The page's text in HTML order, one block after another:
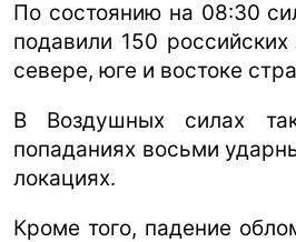
По состоянию на 08:30
подавили 150 российских
севере, юге и востоке
В Воздушных силах
попаданиях восьми
локациях.
Кроме того, падение